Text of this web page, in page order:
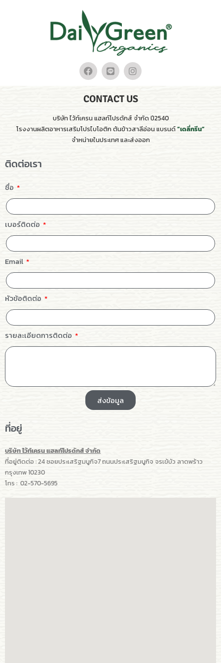
CONTACT US
บริษัท ไว้ท์เครน แฮลท์โปรดักส์ จำกัด ปี2540
โรงงานผลิตอาหารเสริมโปรไบโอติก ต้นข้าวสาลีอ่อน แบรนด์“เดลี่กรีน”
จำหน่ายในประเทศ และส่งออก
ติดต่อเรา
ชื่อ
เบอร์ติดต่อ
Email
หัวข้อติดต่อ
รายละเอียดการติดต่อ
ส่งข้อมูล
ที่อยู่
บริษัท ไว้ท์เครน แฮลท์โปรดักส์ จำกัด
ที่อยู่ติดต่อ : 24 ซอยประเสริฐมนูกิจ7 ถนนประเสริฐมนูกิจ จรเข้บัว ลาดพร้าว
กรุงเทพ 10230
โทร : 02-570-5695